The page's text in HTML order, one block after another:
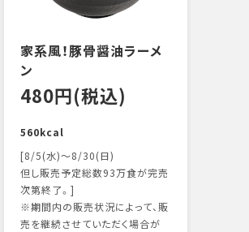
家系風！豚骨醤油ラーメ
ン
480円(税込)
560kcal
[8/5(水)～8/30(日)
但し販売予定総数93万食が完売
次第終了。]
※期間内の販売状況によって、販
売を継続させていただく場合が